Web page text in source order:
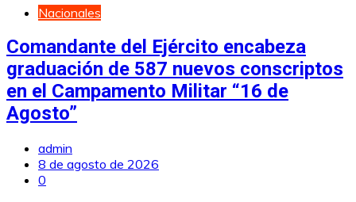
Nacionales
Comandante del Ejército encabeza
graduación de 587 nuevos conscriptos
en el Campamento Militar “16 de
Agosto”
admin
8 de agosto de 2026
0